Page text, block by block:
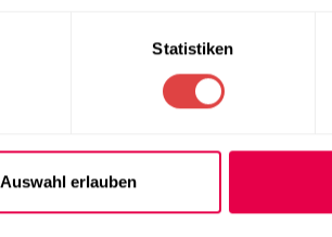
Statistiken
Auswahl erlauben